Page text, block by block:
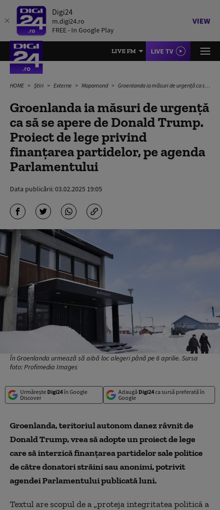
Digi24
m.digi24.ro
FREE - In Google Play
VIEW
LIVE FM LIVE TV
HOME Știri Externe Mapamond Groenlanda ia măsuri de urgență ca să se apere de Donald Trump. Proiect de lege privind finanțarea partidelor, pe agenda Parlamentului
Groenlanda ia măsuri de urgență
ca să se apere de Donald Trump.
Proiect de lege privind
finanțarea partidelor, pe agenda
Parlamentului
Data publicării:03.02.2025 19:05
În Groenlanda urmează să aibă loc alegeri până pe 6 aprilie. Sursa
foto: Profimedia Images
Urmărește Digi24în Google
Discover
Adaugă Digi24ca sursă preferată în
Google
Groenlanda, teritoriul autonom danez râvnit de
Donald Trump, vrea să adopte un proiect de lege
care să interzică finanţarea partidelor sale politice
de către donatori străini sau anonimi, potrivit
agendei Parlamentului publicată luni.
Textul are scopul de a „proteja integritatea politică a